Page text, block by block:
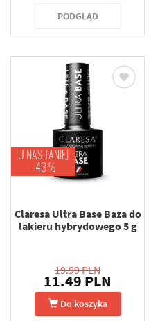
PODGLĄD
U NAS TANIEJ
-43 %
Claresa Ultra Base Baza do
lakieru hybrydowego 5 g
19.99 PLN
11.49 PLN
Do koszyka